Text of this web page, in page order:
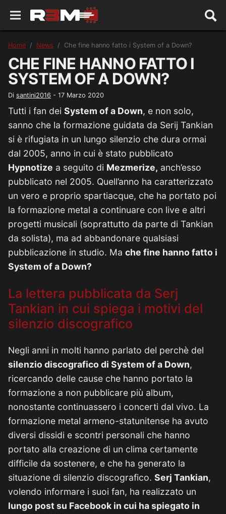
Home News Che fine hanno fatto i System of a Down?
CHE FINE HANNO FATTO I
SYSTEM OF A DOWN?
Di santini2016 - 17 Marzo 2020
Tutti i fan dei System of a Down, e non solo,
sanno che la formazione guidata da Serij Tankian
si è rifugiata in un lungo silenzio che dura ormai
dal 2005, anno in cui è stato pubblicato
Hypnotize a seguito di Mezmerize, anch’esso
pubblicato nel 2005. Quell’anno ha caratterizzato
un vero e proprio spartiacque, che ha portato poi
la formazione metal a continuare con live e altri
progetti musicali (soprattutto da parte di Tankian
da solista), ma ad abbandonare qualsiasi
pubblicazione in studio. Ma che fine hanno fatto i
System of a Down?
La lettera pubblicata da Serj
Tankian in cui spiega i motivi del
silenzio discografico
Negli anni in molti hanno parlato del perchè del
silenzio discografico di System of a Down,
ricercando delle cause che hanno portato la
formazione a non pubblicare più album,
nonostante continuassero i concerti dal vivo. La
formazione metal armeno-statunitense ha avuto
diversi dissidi e scontri personali che hanno
portato alla creazione di un clima certamente
difficile da sostenere, e che ha generato la
situazione di silenzio discografico. Serj Tankian,
volendo informare i suoi fan, ha realizzato un
lungo post su Facebook in cui ha spiegato in